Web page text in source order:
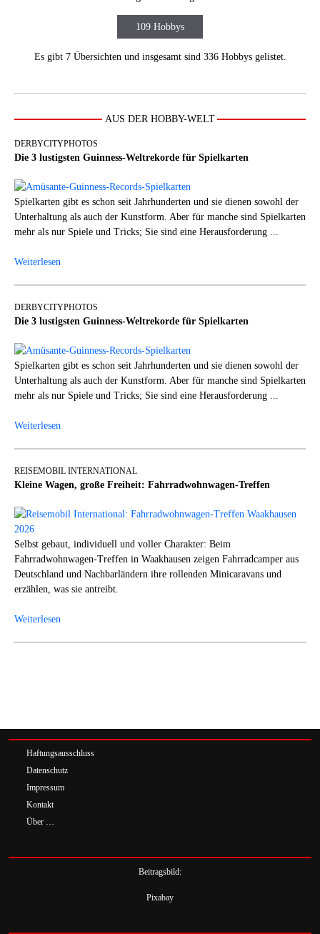
109 Hobbys
Es gibt 7 Übersichten und insgesamt sind 336 Hobbys gelistet.
AUS DER HOBBY-WELT
DERBYCITYPHOTOS
Die 3 lustigsten Guinness-Weltrekorde für Spielkarten
Spielkarten gibt es schon seit Jahrhunderten und sie dienen sowohl der
Unterhaltung als auch der Kunstform. Aber für manche sind Spielkarten
mehr als nur Spiele und Tricks; Sie sind eine Herausforderung ...
Weiterlesen
DERBYCITYPHOTOS
Die 3 lustigsten Guinness-Weltrekorde für Spielkarten
Spielkarten gibt es schon seit Jahrhunderten und sie dienen sowohl der
Unterhaltung als auch der Kunstform. Aber für manche sind Spielkarten
mehr als nur Spiele und Tricks; Sie sind eine Herausforderung ...
Weiterlesen
REISEMOBIL INTERNATIONAL
Kleine Wagen, große Freiheit: Fahrradwohnwagen-Treffen
Selbst gebaut, individuell und voller Charakter: Beim
Fahrradwohnwagen-Treffen in Waakhausen zeigen Fahrradcamper aus
Deutschland und Nachbarländern ihre rollenden Minicaravans und
erzählen, was sie antreibt.
Weiterlesen
Haftungsausschluss
Datenschutz
Impressum
Kontakt
Über …
Beitragsbild:
Pixabay